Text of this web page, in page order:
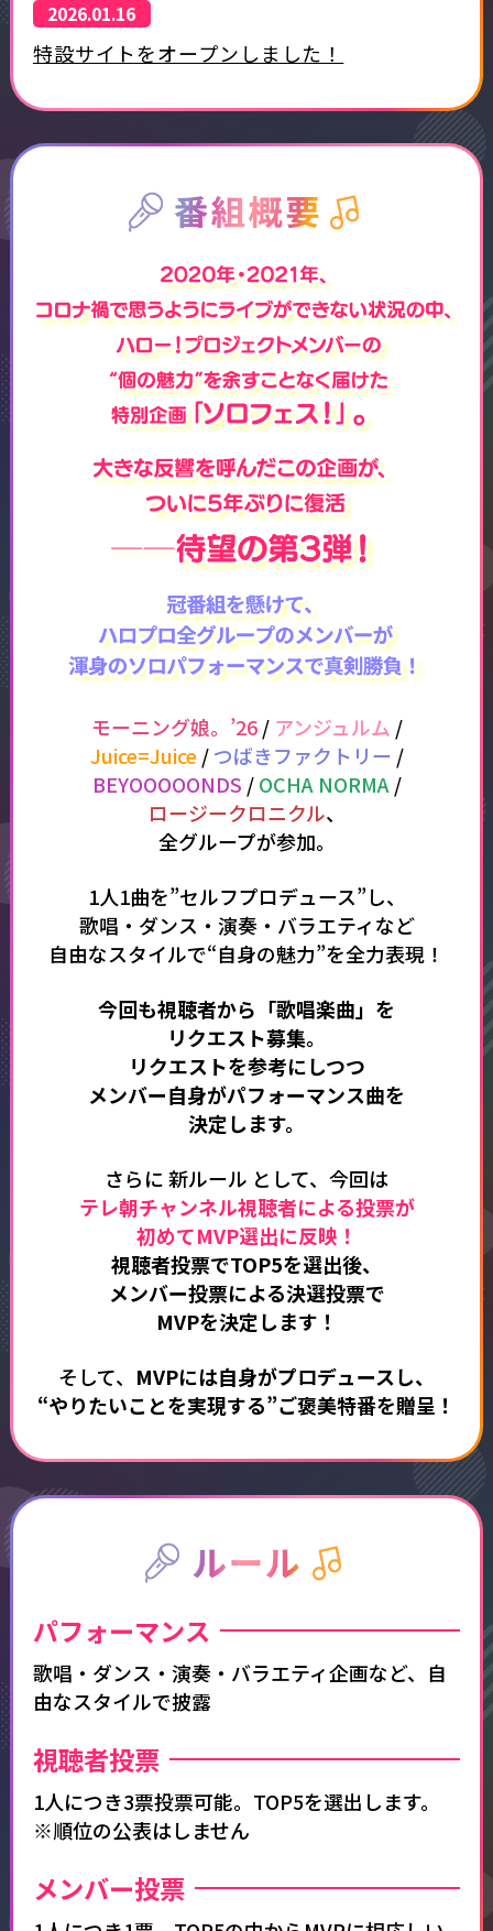
2026.01.16
特設サイトをオープンしました！
モーニング娘。’26/ アンジュルム /
Juice=Juice /つばきファクトリー /
BEYOOOOONDS /OCHA NORMA/
ロージークロニクル、
全グループが参加。
1人1曲を”セルフプロデュース”し、
歌唱・ダンス・演奏・バラエティなど
自由なスタイルで“自身の魅力”を全力表現！
今回も視聴者から「歌唱楽曲」を
リクエスト募集。​
リクエストを参考にしつつ
メンバー自身がパフォーマンス曲を
決定します。
さらに 新ルール として、​今回は
テレ朝チャンネル視聴者による投票が
初めてMVP選出に反映！​
視聴者投票でTOP5を選出後、
メンバー投票による決選投票で
MVPを決定します！
そして、 MVPには自身がプロデュースし、
“やりたいことを実現する”ご褒美特番を贈呈！
パフォーマンス​
歌唱・ダンス・演奏・バラエティ企画など、自
由なスタイルで披露​
視聴者投票
1人につき3票投票可能。TOP5を選出します。
※順位の公表はしません
メンバー投票